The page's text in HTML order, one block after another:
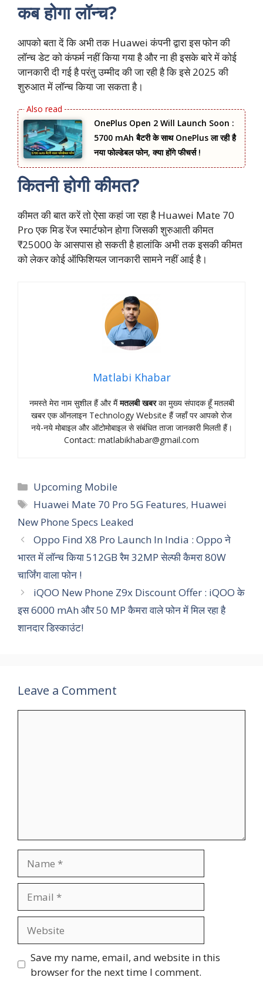
कब होगा लॉन्च?
आपको बता दें कि अभी तक Huawei कंपनी द्वारा इस फोन की
लॉन्च डेट को कंफर्म नहीं किया गया है और ना ही इसके बारे में कोई
जानकारी दी गई है परंतु उम्मीद की जा रही है कि इसे 2025 की
शुरुआत में लॉन्च किया जा सकता है।
OnePlus Open 2 Will Launch Soon :
5700 mAh बैटरी के साथ OnePlus ला रही है
नया फोल्डेबल फोन, क्या होंगे फीचर्स !
कितनी होगी कीमत?
कीमत की बात करें तो ऐसा कहां जा रहा है Huawei Mate 70
Pro एक मिड रेंज स्मार्टफोन होगा जिसकी शुरुआती कीमत
₹25000 के आसपास हो सकती है हालांकि अभी तक इसकी कीमत
को लेकर कोई ऑफिशियल जानकारी सामने नहीं आई है।
Matlabi Khabar
नमस्‍ते मेरा नाम सुशील हैं और मैंमतलबी खबरका मुख्‍य संपादक हूँ मतलबी
खबर एक ऑनलाइन Technology Website हैं जहॉं पर आपको रोज
नये-नये मोबाइल और ऑटोमोबाइल से संबंधित ताजा जानकारी मिलती हैं।
Contact: matlabikhabar@gmail.com
Categories
Upcoming Mobile
Tags
Huawei Mate 70 Pro 5G Features, Huawei
New Phone Specs Leaked
Oppo Find X8 Pro Launch In India : Oppo ने
भारत में लॉन्च किया 512GB रैम 32MP सेल्फी कैमरा 80W
चार्जिंग वाला फोन !
iQOO New Phone Z9x Discount Offer : iQOO के
इस 6000 mAh और 50 MP कैमरा वाले फोन में मिल रहा है
शानदार डिस्काउंट!
Leave a Comment
Save my name, email, and website in this
browser for the next time I comment.